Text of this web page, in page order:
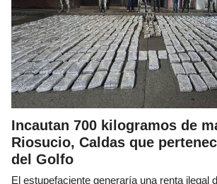
Incautan 700 kilogramos de
Riosucio, Caldas que
del Golfo
El estupefaciente generaría una renta ilegal